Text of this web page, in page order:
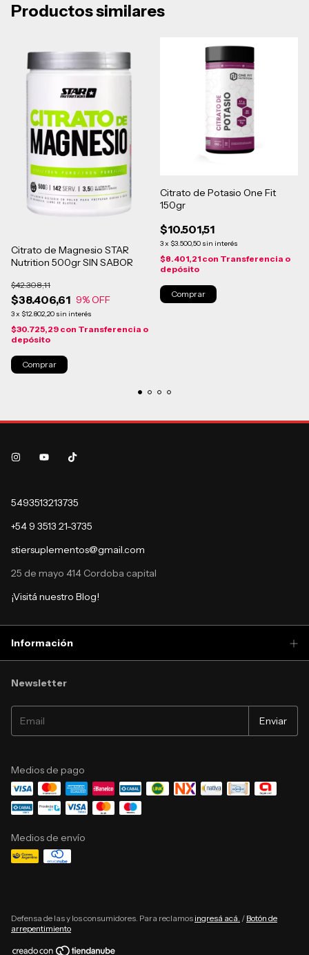
Productos similares
Citrato de Magnesio STAR
Nutrition 500gr SIN SABOR
$38.406,61
$42.308,11
9% OFF
3x $12.802,20 sin interés
$30.725,29 con Transferencia o
depósito
Citrato de Potasio One Fit
150gr
$10.501,51
3x $3.500,50 sin interés
$8.401,21 con Transferencia o
depósito
5493513213735
+54 9 3513 21-3735
stiersuplementos@gmail.com
25 de mayo 414 Cordoba capital
¡Visitá nuestro Blog!
Información
Newsletter
Medios de pago
Medios de envío
Defensa de las y los consumidores. Para reclamos ingresá acá. / Botón de
arrepentimiento